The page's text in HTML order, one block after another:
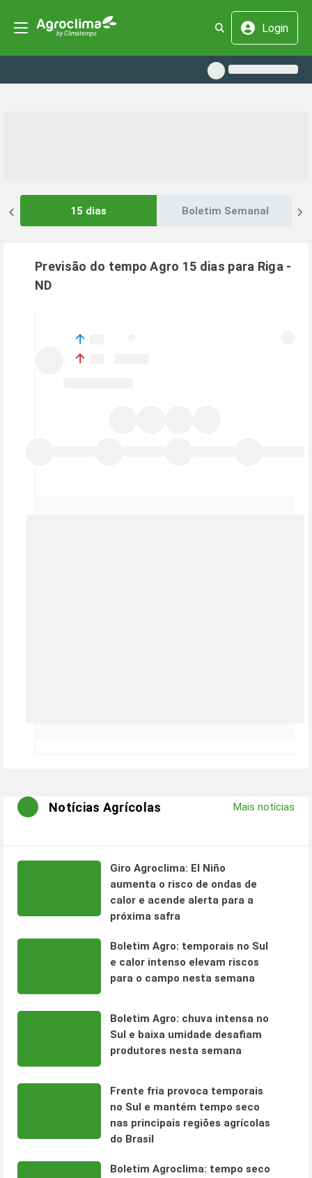
Login
15 dias Boletim Semanal
Previsão do tempo Agro 15 dias para Riga -
ND
Notícias Agrícolas Mais notícias
Giro Agroclima: El Niño
aumenta o risco de ondas de
calor e acende alerta para a
próxima safra
Boletim Agro: temporais no Sul
e calor intenso elevam riscos
para o campo nesta semana
Boletim Agro: chuva intensa no
Sul e baixa umidade desafiam
produtores nesta semana
Frente fria provoca temporais
no Sul e mantém tempo seco
nas principais regiões agrícolas
do Brasil
Boletim Agroclima: tempo seco